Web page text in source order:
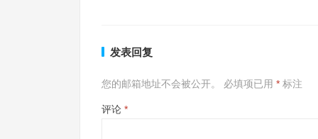
发表回复
您的邮箱地址不会被公开。 必填项已用 * 标注
评论 *